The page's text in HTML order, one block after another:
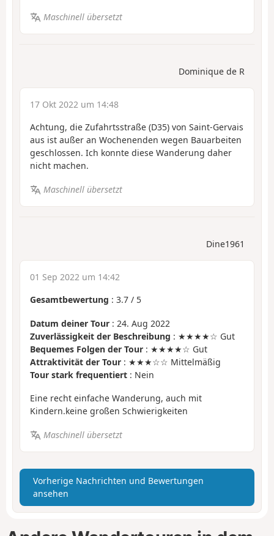
Maschinell übersetzt
Dominique de R
17 Okt 2022 um 14:48
Achtung, die Zufahrtsstraße (D35) von Saint-Gervais
aus ist außer an Wochenenden wegen Bauarbeiten
geschlossen. Ich konnte diese Wanderung daher
nicht machen.
Maschinell übersetzt
Dine1961
01 Sep 2022 um 14:42
Gesamtbewertung : 3.7 / 5
Datum deiner Tour : 24. Aug 2022
Zuverlässigkeit der Beschreibung : ★★★★☆ Gut
Bequemes Folgen der Tour : ★★★★☆ Gut
Attraktivität der Tour : ★★★☆☆ Mittelmäßig
Tour stark frequentiert : Nein
Eine recht einfache Wanderung, auch mit
Kindern.keine großen Schwierigkeiten
Maschinell übersetzt
Vorherige Nachrichten und Bewertungen
ansehen